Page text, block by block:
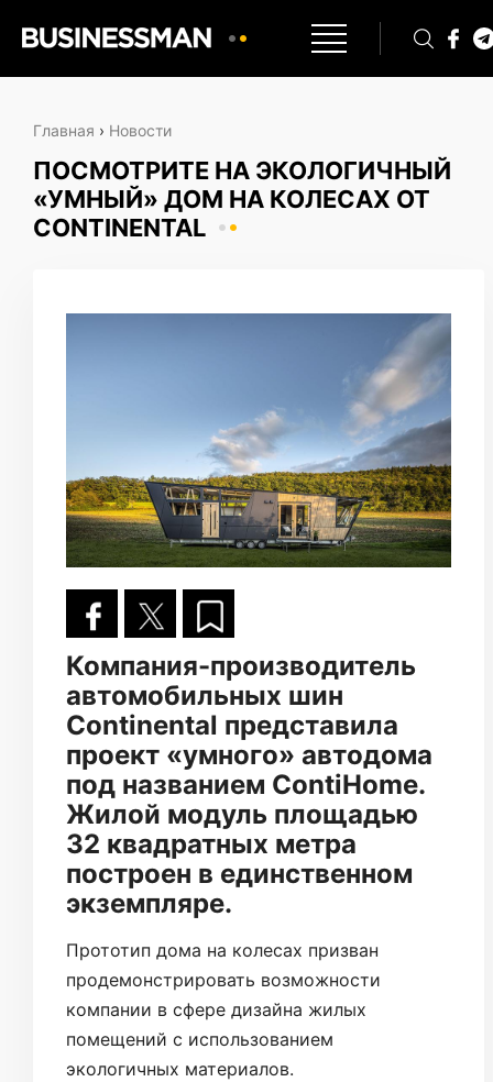
Главная › Новости
ПОСМОТРИТЕ НА ЭКОЛОГИЧНЫЙ
«УМНЫЙ» ДОМ НА КОЛЕСАХ ОТ
CONTINENTAL
Компания-производитель
автомобильных шин
Continental представила
проект «умного» автодома
под названием ContiHome.
Жилой модуль площадью
32 квадратных метра
построен в единственном
экземпляре.
Прототип дома на колесах призван
продемонстрировать возможности
компании в сфере дизайна жилых
помещений с использованием
экологичных материалов.